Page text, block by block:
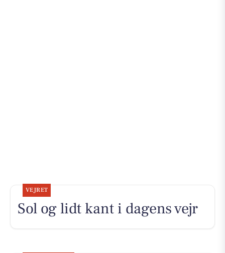
VEJRET
Sol og lidt kant i dagens vejr